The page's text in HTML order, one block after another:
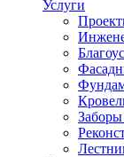
Услуги